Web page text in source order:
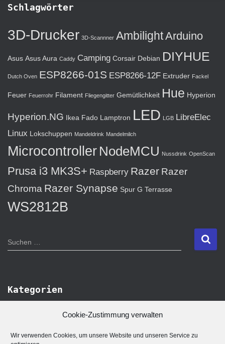
Cookie-Zustimmung verwalten
Wir verwenden Cookies, um unsere Website und unseren Service zu
Schlagwörter
3D-Drucker 3D-Scannner AmbilightArduino
Asus Asus Aura Caddy Camping Corsair Debian DIYHUE
Dutch Oven ESP8266-01S ESP8266-12F Extruder Fackel
Feuer Feuerrohr Filament Fliegengitter Gemütlichkeit Hue Hyperion
Hyperion.NG Ikea Fado Lamptron LED LGB LibreElec
Linux Lokschuppen Mandeldrink Mandelmilch
Microcontroller NodeMCU Nussdrink OpenScan
Prusa i3 MK3S+ Raspberry Razer Razer
Chroma Razer Synapse Spur G Terrasse
WS2812B
S
u
n
h
Suchen …
Kategorien